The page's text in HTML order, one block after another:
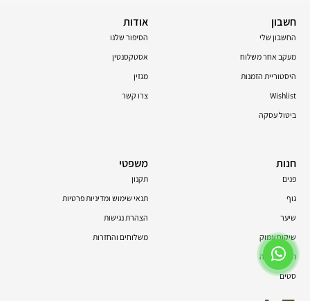
חשבון
החשבון שלי
מעקב אחר משלוח
היסטוריית הזמנות
Wishlist
ביטול עסקה
אודות
הסיפור שלנו
אסטקסנטין
מגזין
צרו קשר
חנות
פנים
גוף
שיער
שיקום עמוק
תוספי תזונה
סטים
משפטי
תקנון
תנאי שימוש ומדיניות פרטיות
הצהרת נגישות
משלוחים והחזרות